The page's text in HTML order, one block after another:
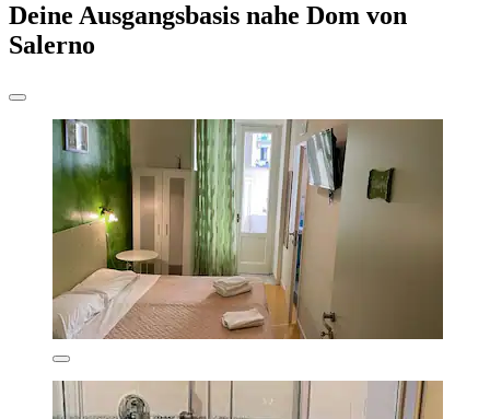
Deine Ausgangsbasis nahe Dom von
Salerno